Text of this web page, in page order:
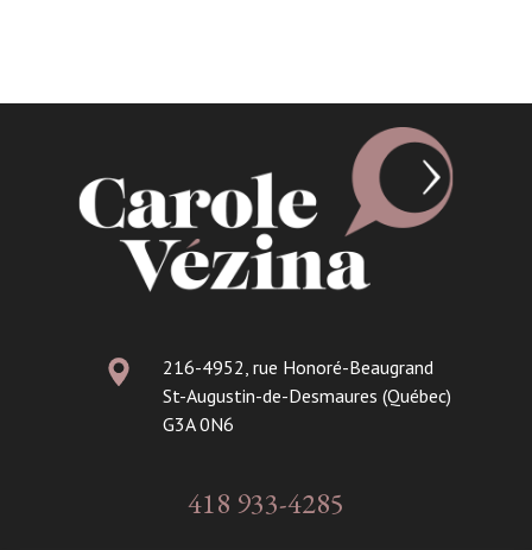
216-4952, rue Honoré-Beaugrand
St-Augustin-de-Desmaures (Québec)
G3A 0N6
418 933-4285